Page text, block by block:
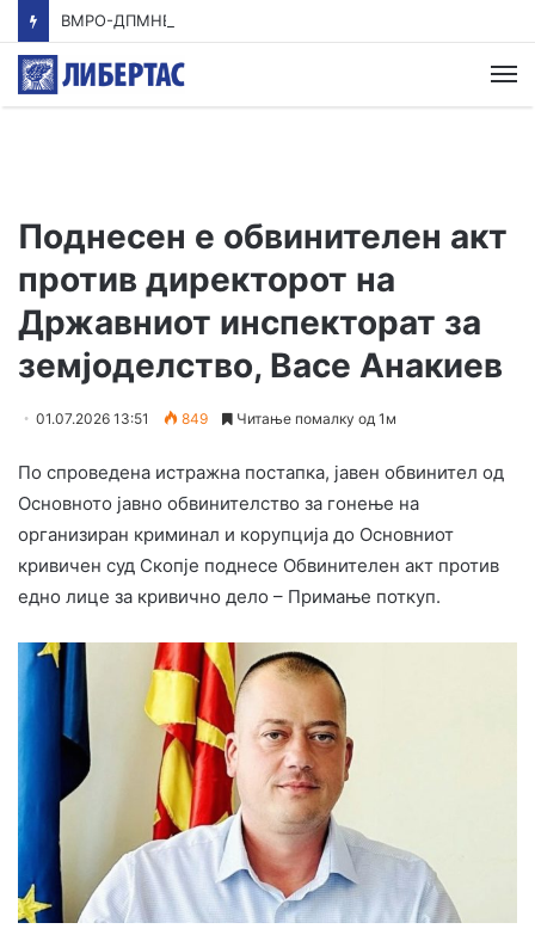
Поднесен е обвинителен акт
против директорот на
Државниот инспекторат за
земјоделство, Васе Анакиев
01.07.2026 13:51 849 Читање помалку од 1м
По спроведена истражна постапка, јавен обвинител од
Основното јавно обвинителство за гонење на
организиран криминал и корупција до Основниот
кривичен суд Скопје поднесе Обвинителен акт против
едно лице за кривично дело – Примање поткуп.